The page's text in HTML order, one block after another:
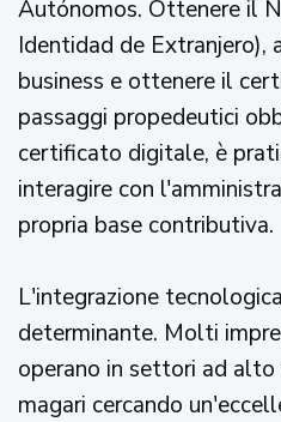
Autónomos. Ottenere il
Identidad de Extranjero),
business e ottenere il
passaggi propedeutici
certificato digitale, è
interagire con
propria base contributiva.
L'integrazione
determinante. Molti
operano in settori ad
magari cercando